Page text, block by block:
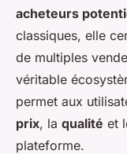
acheteurs
classiques, elle
de multiples
véritable
permet aux
prix, la qualité et
plateforme.